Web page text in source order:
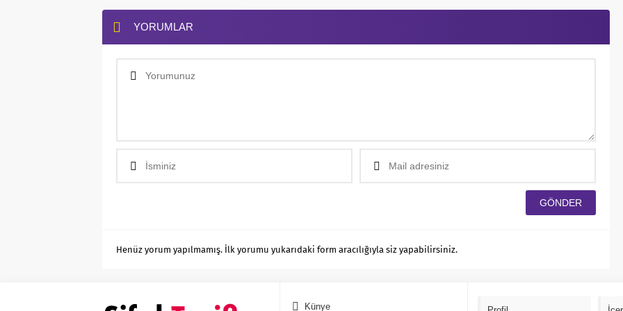
YORUMLAR
Henüz yorum yapılmamış. İlk yorumu yukarıdaki form aracılığıyla siz yapabilirsiniz.
Künye